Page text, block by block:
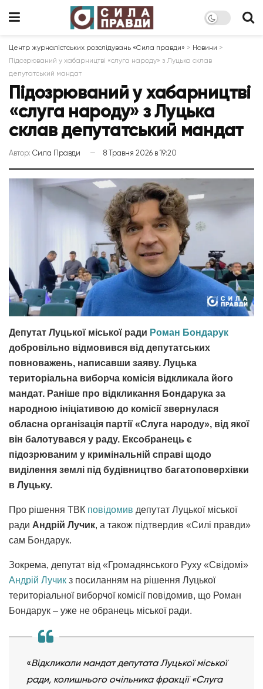
Центр журналістських розслідувань «Сила правди» > Новини >
Підозрюваний у хабарництві «слуга народу» з Луцька склав
депутатський мандат
Підозрюваний у хабарництві
«слуга народу» з Луцька
склав депутатський мандат
Автор: Сила Правди 8 Травня 2026 в 19:20
Депутат Луцької міської ради Роман Бондарук
добровільно відмовився від депутатських
повноважень, написавши заяву. Луцька
територіальна виборча комісія відкликала його
мандат. Раніше про відкликання Бондарука за
народною ініціативою до комісії звернулася
обласна організація партії «Слуга народу», від якої
він балотувався у раду. Ексобранець є
підозрюваним у кримінальній справі щодо
виділення землі під будівництво багатоповерхівки
в Луцьку.
Про рішення ТВК повідомив депутат Луцької міської
ради Андрій Лучик, а також підтвердив «Силі правди»
сам Бондарук.
Зокрема, депутат від «Громадянського Руху «Свідомі»
Андрій Лучик з посиланням на рішення Луцької
територіальної виборчої комісії повідомив, що Роман
Бондарук – уже не обранець міської ради.
«Відкликали мандат депутата Луцької міської
ради, колишнього очільника фракції «Слуга